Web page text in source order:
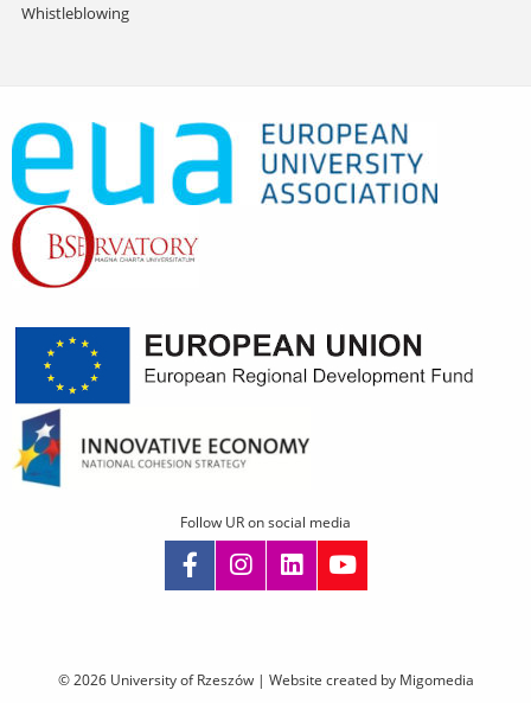
Whistleblowing
© 2026 University of Rzeszów | Website created by Migomedia
Follow UR on social media